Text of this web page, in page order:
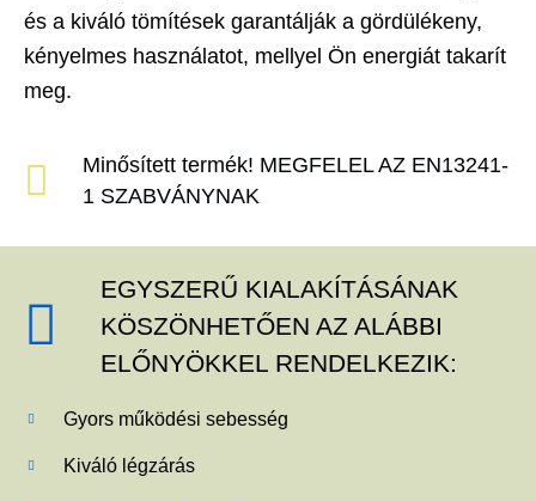
és a kiváló tömítések garantálják a gördülékeny,
kényelmes használatot, mellyel Ön energiát takarít
meg.
Minősített termék! MEGFELEL AZ EN13241-
1 SZABVÁNYNAK
EGYSZERŰ KIALAKÍTÁSÁNAK
KÖSZÖNHETŐEN AZ ALÁBBI
ELŐNYÖKKEL RENDELKEZIK:
Gyors működési sebesség
Kiváló légzárás